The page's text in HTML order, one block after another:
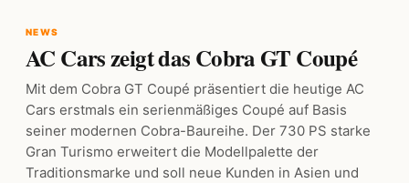
NEWS
AC Cars zeigt das Cobra GT Coupé
Mit dem Cobra GT Coupé präsentiert die heutige AC
Cars erstmals ein serienmäßiges Coupé auf Basis
seiner modernen Cobra-Baureihe. Der 730 PS starke
Gran Turismo erweitert die Modellpalette der
Traditionsmarke und soll neue Kunden in Asien und